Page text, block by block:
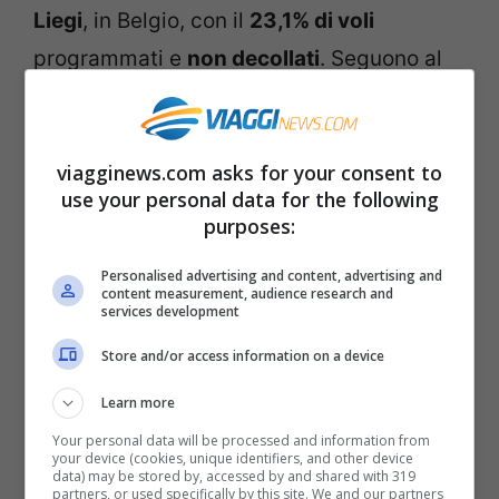
Liegi, in Belgio, con il 23,1% di voli
programmati e non decollati. Seguono al
secondo posto l’aeroporto di
20,3% di cancellazionie al terzo
con il 16,6% di voli non effettuati. Poi
l’aeroporto diLarnaca, a Cipro, con il
Londra Luton con il 15,3%.
Cipro è ilPaese europeo dove sono stati
tagliati più voli
27,5%
di quelli programmati. Seguito dal
Lussemburgo con il 13,7% di tagli.
viagginews.com asks for your consent to
use your personal data for the following
purposes:
Personalised advertising and content, advertising and
content measurement, audience research and
services development
Store and/or access information on a device
Learn more
Your personal data will be processed and information from
your device (cookies, unique identifiers, and other device
data) may be stored by, accessed by and shared with 319
partners, or used specifically by this site. We and our partners